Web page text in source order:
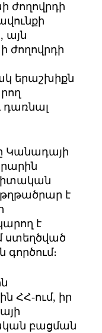
ժողովրդի
այն
ժողովրդի
երաշխիքն
դառնալ
Կանադայի
թղթածրար է
է
ստեղծված
ՀՀ-ում, իր
բացման